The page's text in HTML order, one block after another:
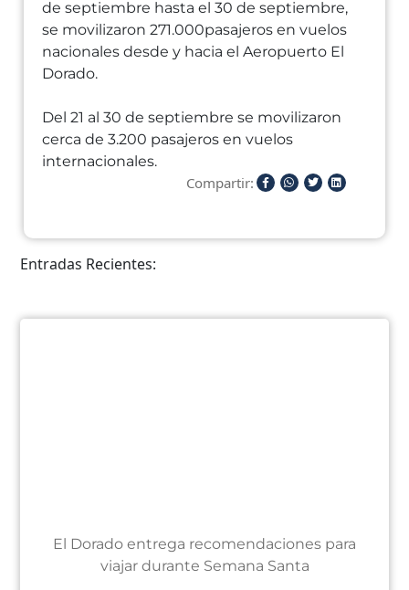
de septiembre hasta el 30 de septiembre,
se movilizaron 271.000pasajeros en vuelos
nacionales desde y hacia el Aeropuerto El
Dorado.
Del 21 al 30 de septiembre se movilizaron
cerca de 3.200 pasajeros en vuelos
internacionales.
Compartir:
Entradas Recientes:
El Dorado entrega recomendaciones para
viajar durante Semana Santa